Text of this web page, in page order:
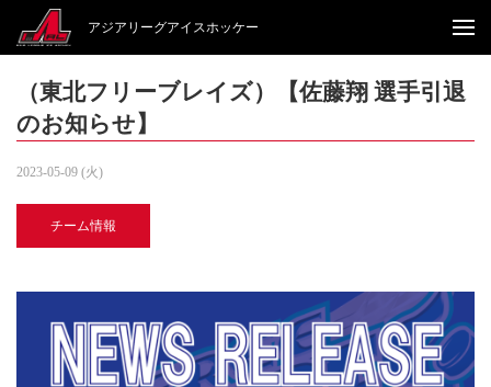
アジアリーグアイスホッケー
（東北フリーブレイズ）【佐藤翔 選手引退
のお知らせ】
2023-05-09 (火)
チーム情報